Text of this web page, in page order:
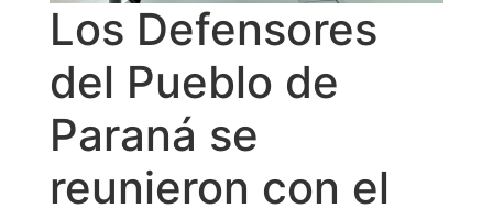
Los Defensores
del Pueblo de
Paraná se
reunieron con el